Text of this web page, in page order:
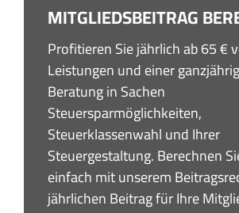
MITGLIEDSBEITRAG
Profitieren Sie jährlich ab 65 €
Leistungen und einer
Beratung in Sachen
Steuersparmöglichkeiten,
Steuerklassenwahl und Ihrer
Steuergestaltung. Berechnen
einfach mit unserem
jährlichen Beitrag für Ihre